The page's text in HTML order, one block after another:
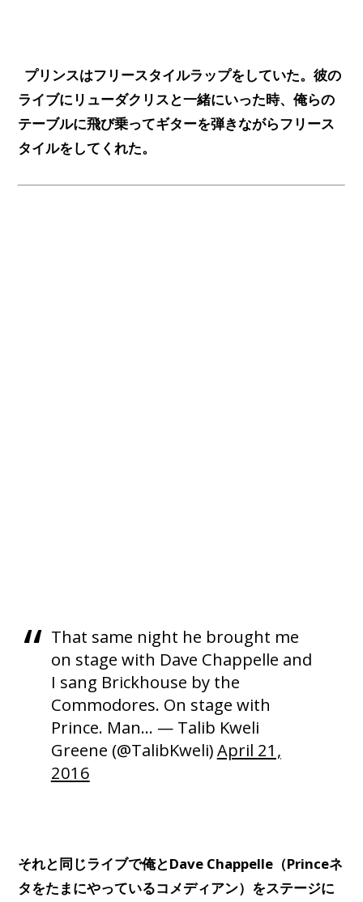
プリンスはフリースタイルラップをしていた。彼の
ライブにリューダクリスと一緒にいった時、俺らの
テーブルに飛び乗ってギターを弾きながらフリース
タイルをしてくれた。
That same night he brought me
on stage with Dave Chappelle and
I sang Brickhouse by the
Commodores. On stage with
Prince. Man… — Talib Kweli
Greene (@TalibKweli)April 21,
2016
それと同じライブで俺とDave Chappelle（Princeネ
タをたまにやっているコメディアン）をステージに